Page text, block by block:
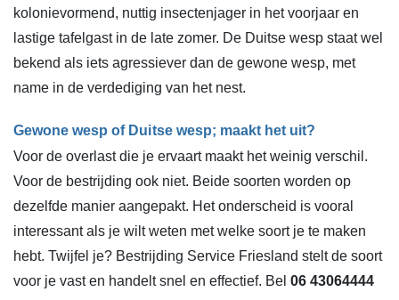
kolonievormend, nuttig insectenjager in het voorjaar en
lastige tafelgast in de late zomer. De Duitse wesp staat wel
bekend als iets agressiever dan de gewone wesp, met
name in de verdediging van het nest.
Gewone wesp of Duitse wesp; maakt het uit?
Voor de overlast die je ervaart maakt het weinig verschil.
Voor de bestrijding ook niet. Beide soorten worden op
dezelfde manier aangepakt. Het onderscheid is vooral
interessant als je wilt weten met welke soort je te maken
hebt. Twijfel je? Bestrijding Service Friesland stelt de soort
voor je vast en handelt snel en effectief. Bel 06 43064444